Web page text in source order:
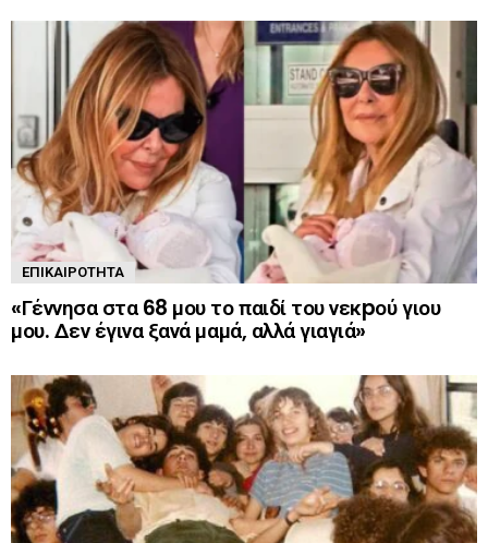
ΕΠΙΚΑΙΡΌΤΗΤΑ
«Γέννησα στα 68 μου το παιδί του νεκpού γιου
μου. Δεν έγινα ξανά μαμά, αλλά γιαγιά»